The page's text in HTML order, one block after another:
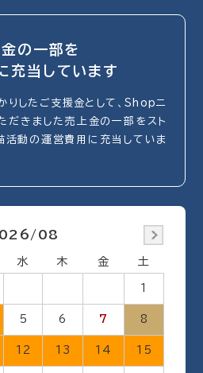
の一部を
充当しています
りしたご支援金として、Shopニ
だきました売上金の一部をスト
活動の運営費用に充当していま
08
水 木 金 土
1
5 6 7 8
12 13 14 15